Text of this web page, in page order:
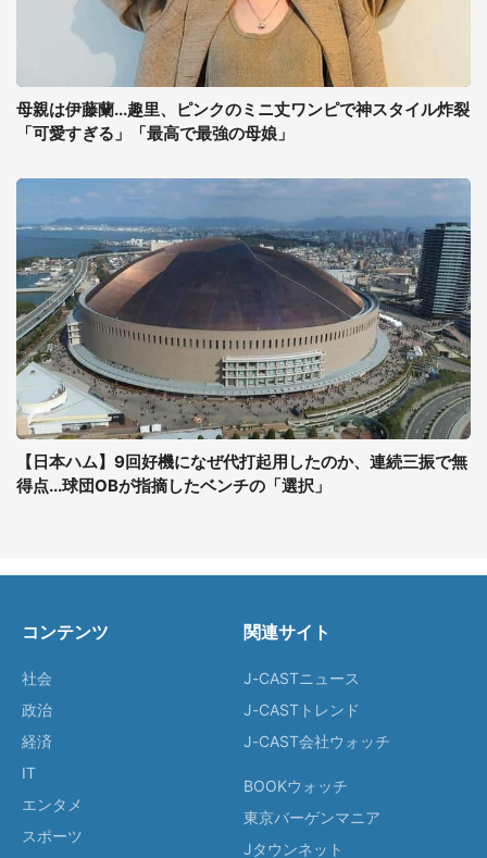
母親は伊藤蘭...趣里、ピンクのミニ丈ワンピで神スタイル炸裂
「可愛すぎる」「最高で最強の母娘」
【日本ハム】9回好機になぜ代打起用したのか、連続三振で無
得点...球団OBが指摘したベンチの「選択」
コンテンツ
社会
政治
経済
IT
エンタメ
スポーツ
関連サイト
J-CASTニュース
J-CASTトレンド
J-CAST会社ウォッチ
BOOKウォッチ
東京バーゲンマニア
Jタウンネット